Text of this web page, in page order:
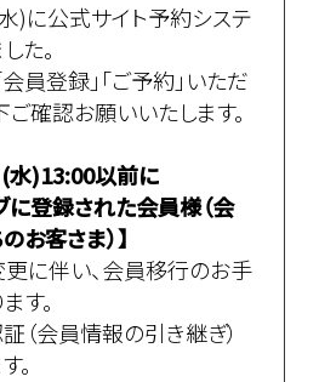
)に公式サイト予約システ
た。
員登録」「ご予約」いただ
確認お願いいたします。
水)13:00以前に
に登録された会員様（会
お客さま）】
に伴い、会員移行のお手
す。
（会員情報の引き継ぎ）
。